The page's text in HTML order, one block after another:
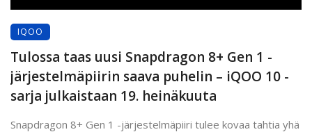
IQOO
Tulossa taas uusi Snapdragon 8+ Gen 1 -
järjestelmäpiirin saava puhelin – iQOO 10 -
sarja julkaistaan 19. heinäkuuta
Snapdragon 8+ Gen 1 -järjestelmäpiiri tulee kovaa tahtia yhä